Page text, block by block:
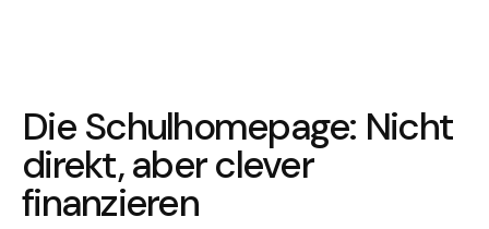
Die Schulhomepage: Nicht
direkt, aber clever
finanzieren